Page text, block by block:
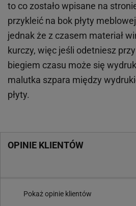
to co zostało wpisane na
przykleić na bok płyty
jednak że z czasem materiał
kurczy, więc jeśli odetniesz
biegiem czasu może się
malutka szpara między
płyty.
OPINIE KLIENTÓW
Pokaż opinie klientów